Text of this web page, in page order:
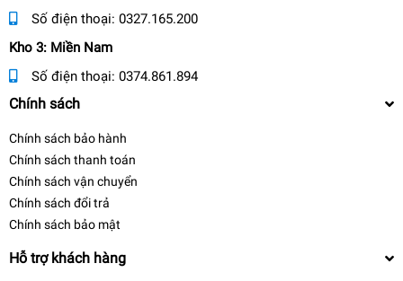
Số điện thoại: 0327.165.200
Kho 3: Miền Nam
Số điện thoại: 0374.861.894
Chính sách
Chính sách bảo hành
Chính sách thanh toán
Chính sách vận chuyển
Chính sách đổi trả
Chính sách bảo mật
Hỗ trợ khách hàng